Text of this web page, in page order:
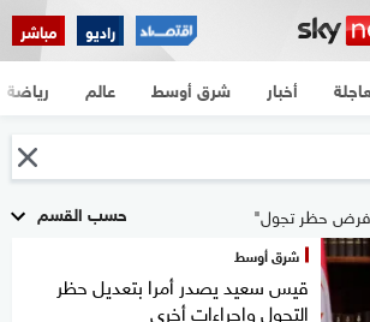
راديو مباشر
أخبار شرق أوسط عالم رياضة
حسب القسم
شرق أوسط
قيس سعيد يصدر أمرا بتعديل حظر
التجول وإجراءات أخرى